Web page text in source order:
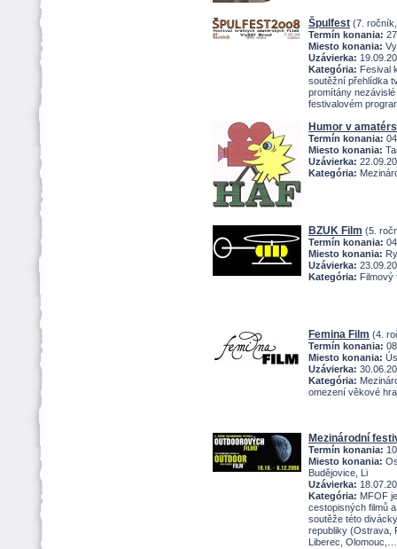
pulfest (7.
Termín konania:
Miesto konania:
Uzávierka:
Kategória: Fesival
soutěžní přehlídka
promítány
festivalovém
Humor v
Termín konania:
Miesto konania:
Uzávierka:
Kategória:
BZUK Film (5.
Termín konania:
Miesto konania:
Uzávierka:
Kategória: Filmový
Femina Film (4.
Termín konania:
Miesto konania:
Uzávierka:
Kategória:
omezení věkové
Mezinárodní
Termín konania:
Miesto konania:
Budějovice, Li
Uzávierka:
Kategória: MFOF
cestopisných filmů
soutěže této
republiky (Ostrava,
Liberec, Olomouc,